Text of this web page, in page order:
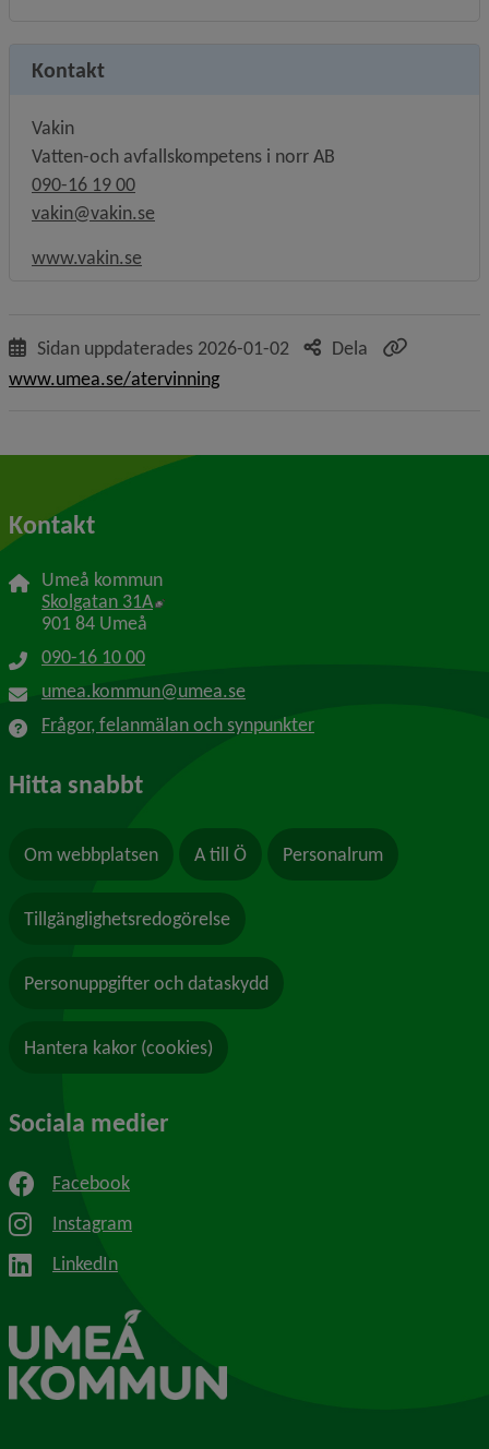
Kontakt
Vakin
Vatten-och avfallskompetens i norr AB
090-16 19 00
vakin@vakin.se
www.vakin.seLänk till annan webbplats, öppnas i nytt
Sidan uppdaterades 2026-01-02
Dela
www.umea.se/atervinning
Kontakt
Umeå kommun
Skolgatan 31A Länk till annan webbplats, öppnas i nytt
901 84 Umeå
090-16 10 00
umea.kommun@umea.se
Frågor, felanmälan och synpunkter
Hitta snabbt
Om webbplatsen A till Ö Personalrum
Tillgänglighetsredogörelse
Personuppgifter och dataskydd
Hantera kakor (cookies)
Sociala medier
Facebook
Instagram
LinkedIn